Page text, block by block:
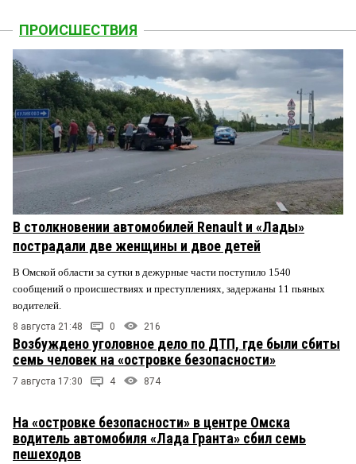
ПРОИСШЕСТВИЯ
В столкновении автомобилей Renault и «Лады»
пострадали две женщины и двое детей
В Омской области за сутки в дежурные части поступило 1540
сообщений о происшествиях и преступлениях, задержаны 11 пьяных
водителей.
8 августа 21:48 0 216
Возбуждено уголовное дело по ДТП, где были сбиты
семь человек на «островке безопасности»
7 августа 17:30 4 874
На «островке безопасности» в центре Омска
водитель автомобиля «Лада Гранта» сбил семь
пешеходов